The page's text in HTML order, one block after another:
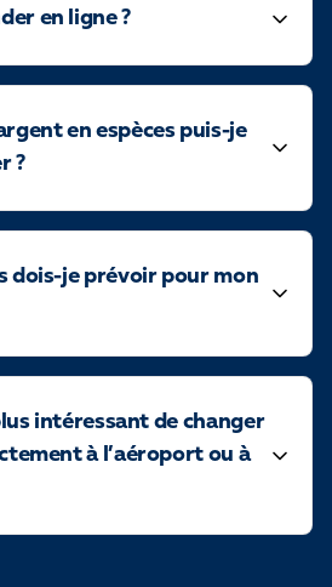
en ligne ?
en espèces puis-je
?
dois-je prévoir pour mon
intéressant de changer
à l’aéroport ou à